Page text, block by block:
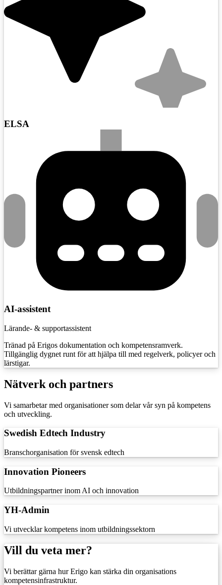
ELSA
AI-assistent
Lärande- & supportassistent
Tränad på Erigos dokumentation och kompetensramverk.
Tillgänglig dygnet runt för att hjälpa till med regelverk, policyer och
lärstigar.
Nätverk och partners
Vi samarbetar med organisationer som delar vår syn på kompetens
och utveckling.
Swedish Edtech Industry
Branschorganisation för svensk edtech
Innovation Pioneers
Utbildningspartner inom AI och innovation
YH-Admin
Vi utvecklar kompetens inom utbildningssektorn
Vill du veta mer?
Vi berättar gärna hur Erigo kan stärka din organisations
kompetensinfrastruktur.